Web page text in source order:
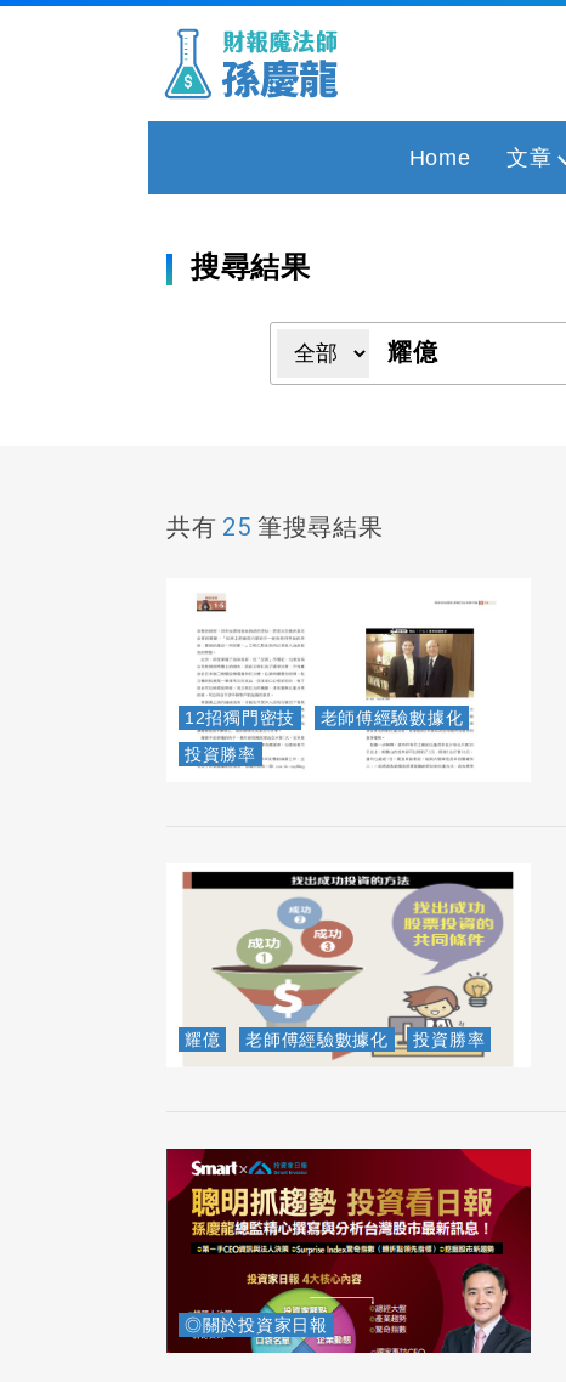
Home 文章
搜尋結果
共有 25 筆搜尋結果
12招獨門密技
老師傅經驗數據化
投資勝率
耀億 老師傅經驗數據化 投資勝率
◎關於投資家日報